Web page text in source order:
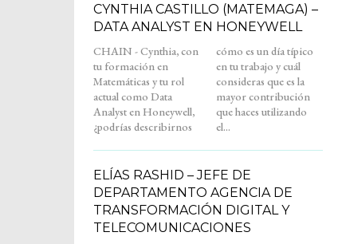
CYNTHIA CASTILLO (MATEMAGA) –
DATA ANALYST EN HONEYWELL
CHAIN - Cynthia, con
tu formación en
Matemáticas y tu rol
actual como Data
Analyst en Honeywell,
¿podrías describirnos
cómo es un día típico
en tu trabajo y cuál
consideras que es la
mayor contribución
que haces utilizando
el...
ELÍAS RASHID – JEFE DE
DEPARTAMENTO AGENCIA DE
TRANSFORMACIÓN DIGITAL Y
TELECOMUNICACIONES